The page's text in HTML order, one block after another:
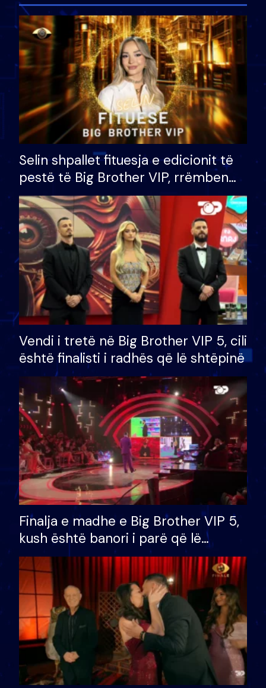
Selin shpallet fituesja e edicionit të
pestë të Big Brother VIP, rrëmben
çmimin e madh prej 100 mijë eurosh
Vendi i tretë në Big Brother VIP 5, cili
është finalisti i radhës që lë shtëpinë
Finalja e madhe e Big Brother VIP 5,
kush është banori i parë që lë
shtëpinë dhe humb mundësinë për
të fituar çmimin e madh